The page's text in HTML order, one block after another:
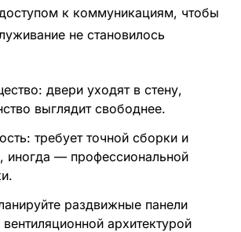
к коммуникациям, чтобы
не становилось
двери уходят в стену,
выглядит свободнее.
требует точной сборки и
иногда — профессиональной
раздвижные панели
архитектурой